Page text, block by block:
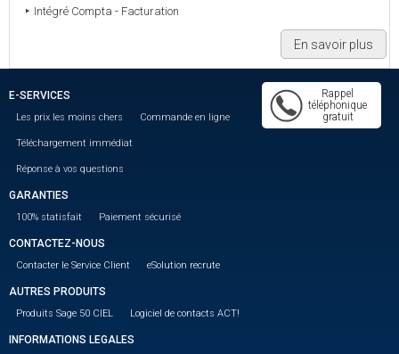
Intégré Compta - Facturation
En savoir plus
Rappel
téléphonique
gratuit
E-SERVICES
Les prix les moins chers Commande en ligne
Téléchargement immédiat
Réponse à vos questions
GARANTIES
100% statisfait Paiement sécurisé
CONTACTEZ-NOUS
Contacter le Service Client eSolution recrute
AUTRES PRODUITS
Produits Sage 50 CIEL Logiciel de contacts ACT!
INFORMATIONS LEGALES